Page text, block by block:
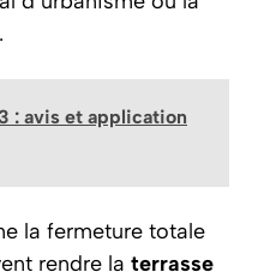
: avis et application
la fermeture totale
rendre la terrasse